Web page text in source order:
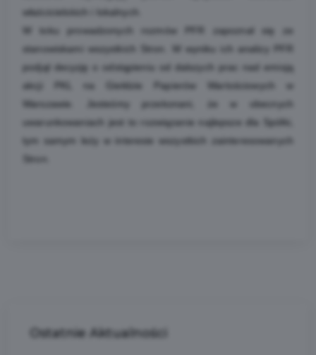
właścicielskich i lokalnych.
W toku prowadzonych rozmów PFR zapoznał się ze
stanowiskami wszystkich Stron. W wyniku ich analizy PFR
podjął decyzję o odstąpieniu od dalszych prac nad emisją
akcji PKL na Giełdzie Papierów Wartościowych w
Warszawie. Jesteśmy przekonani, że w obecnych
uwarunkowaniach jest to rozwiązanie najlepsze dla Spółki,
tym samym leży w interesie wszystkich zainteresowanych
Ostatnie Aktualności